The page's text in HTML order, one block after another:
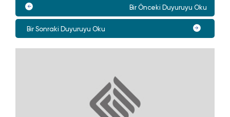
Bir Önceki Duyuruyu Oku
Bir Sonraki Duyuruyu Oku